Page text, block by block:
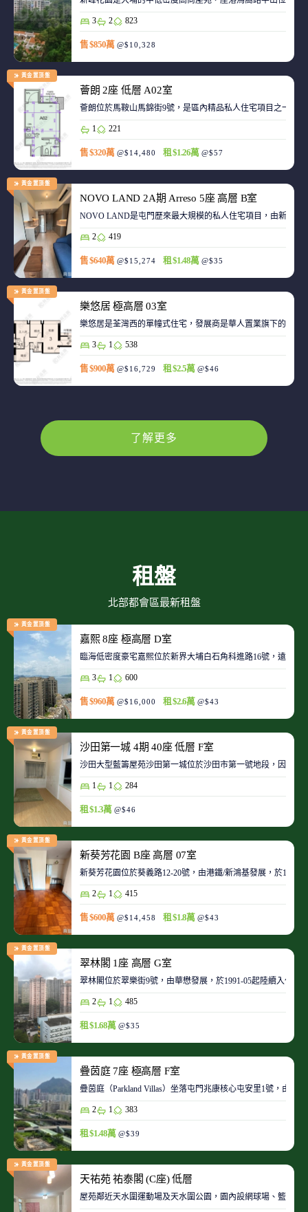
3 2 823
售 $850萬 @$10,328
黃金置頂盤
薈朗 2座 低層 A02室
薈朗位於馬鞍山馬錦街9號，是區內精品私人住宅項目之一，
1 221
售 $320萬 @$14,480 租 $1.26萬 @$57
黃金置頂盤
NOVO LAND 2A期 Arreso 5座 高層 B室
NOVO LAND是屯門歷來最大規模的私人住宅項目，由新鴻
2 419
售 $640萬 @$15,274 租 $1.48萬 @$35
黃金置頂盤
樂悠居 極高層 03室
樂悠居是荃灣西的單幢式住宅，發展商是華人置業旗下的廣
3 1 538
售 $900萬 @$16,729 租 $2.5萬 @$46
了解更多
租盤
北部都會區最新租盤
黃金置頂盤
嘉熙 8座 極高層 D室
臨海低密度豪宅嘉熙位於新界大埔白石角科進路16號，遠離
3 1 600
售 $960萬 @$16,000 租 $2.6萬 @$43
黃金置頂盤
沙田第一城 4期 40座 低層 F室
沙田大型藍籌屋苑沙田第一城位於沙田市第一號地段，因此
1 1 284
租 $1.3萬 @$46
黃金置頂盤
新葵芳花園 B座 高層 07室
新葵芳花園位於葵義路12-20號，由港鐵/新鴻基發展，於
2 1 415
售 $600萬 @$14,458 租 $1.8萬 @$43
黃金置頂盤
翠林閣 1座 高層 G室
翠林閣位於翠樂街9號，由華懋發展，於1991-05起陸續入伙
2 1 485
租 $1.68萬 @$35
黃金置頂盤
疊茵庭 7座 極高層 F室
疊茵庭（Parkland Villas）坐落屯門兆康核心屯安里1號，由
2 1 383
租 $1.48萬 @$39
黃金置頂盤
天祐苑 祐泰閣 (C座) 低層
屋苑鄰近天水圍運動場及天水圍公園，園內設網球場、籃球